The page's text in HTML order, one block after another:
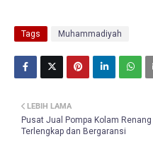
Tags Muhammadiyah
LEBIH LAMA
Pusat Jual Pompa Kolam Renang
Terlengkap dan Bergaransi